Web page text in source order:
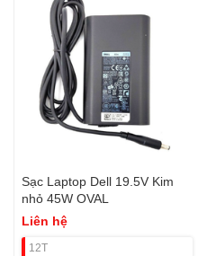
Sạc Laptop Dell 19.5V Kim
nhỏ 45W OVAL
Liên hệ
12T